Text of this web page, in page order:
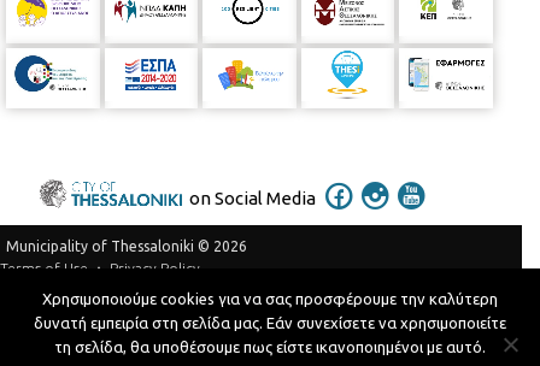
on Social Media
Municipality of Thessaloniki © 2026
Terms of Use
Privacy Policy
Telephone Catalog
Developed byMyCompany Projects
Χρησιμοποιούμε cookies για να σας προσφέρουμε την καλύτερη
δυνατή εμπειρία στη σελίδα μας. Εάν συνεχίσετε να χρησιμοποιείτε
τη σελίδα, θα υποθέσουμε πως είστε ικανοποιημένοι με αυτό.